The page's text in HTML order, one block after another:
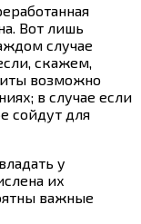
Вот лишь
случае
скажем,
возможно
в случае если
сойдут для
у
их
важные